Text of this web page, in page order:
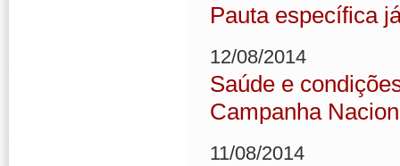
Pauta específica
12/08/2014
Saúde e
Campanha
11/08/2014